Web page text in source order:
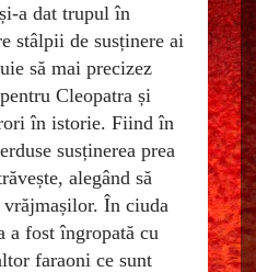
a dat trupul în
stâlpii de susținere ai
să mai precizez
Cleopatra și
în istorie. Fiind în
susținerea prea
alegând să
vrăjmașilor. În ciuda
a fost îngropată cu
faraoni ce sunt